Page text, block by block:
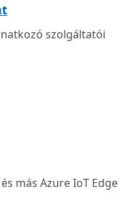
szolgáltatói
más Azure IoT Edge